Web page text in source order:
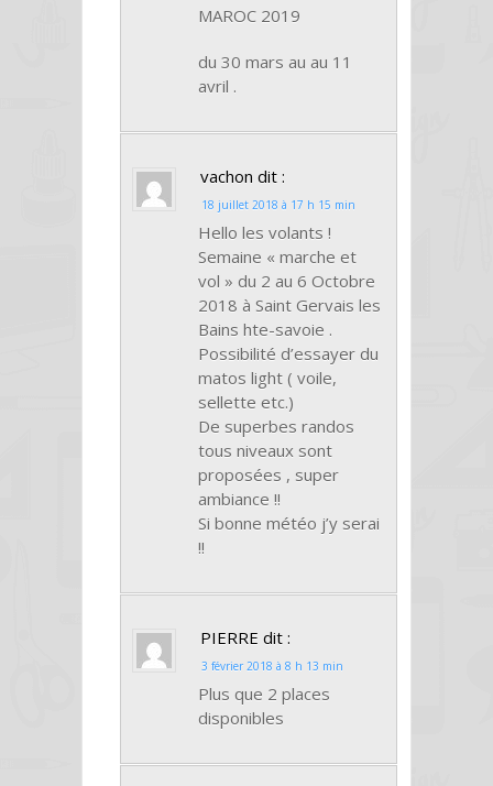
MAROC 2019
du 30 mars au au 11
avril .
vachon dit :
18 juillet 2018 à 17 h 15 min
Hello les volants !
Semaine « marche et
vol » du 2 au 6 Octobre
2018 à Saint Gervais les
Bains hte-savoie .
Possibilité d’essayer du
matos light ( voile,
sellette etc.)
De superbes randos
tous niveaux sont
proposées , super
ambiance !!
Si bonne météo j’y serai
!!
PIERRE dit :
3 février 2018 à 8 h 13 min
Plus que 2 places
disponibles